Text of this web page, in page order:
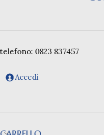
telefono: 0823 837457
Accedi